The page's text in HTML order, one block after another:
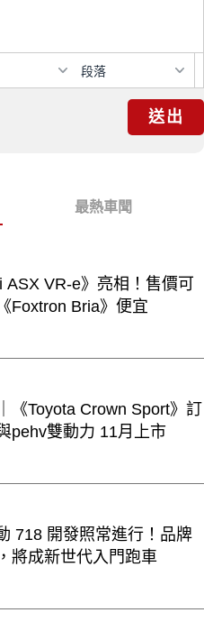
段落
送出
最熱車聞
ASX VR-e》亮相！售價可
Foxtron Bria》便宜
《Toyota Crown Sport》訂
pehv雙動力 11月上市
718 開發照常進行！品牌
將成新世代入門跑車